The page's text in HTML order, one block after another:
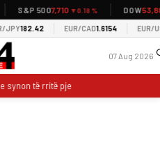
S&P 5007,710▼0.18 % DOW53,885
182.42 EUR/CAD1.6154 EUR/USD
07 Aug 2026
të rritë pjesëmarrjen në ishull